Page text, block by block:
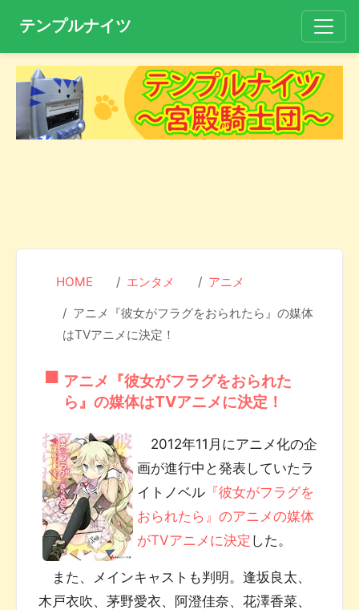
テンプルナイツ
HOME エンタメ アニメ
アニメ『彼女がフラグをおられたら』の媒体
はTVアニメに決定！
アニメ『彼女がフラグをおられた
ら』の媒体はTVアニメに決定！
2012年11月にアニメ化の企
画が進行中と発表していたラ
イトノベル『彼女がフラグを
おられたら』のアニメの媒体
がTVアニメに決定 した。
また、メインキャストも判明。逢坂良太、
木戸衣吹、茅野愛衣、阿澄佳奈、花澤香菜、